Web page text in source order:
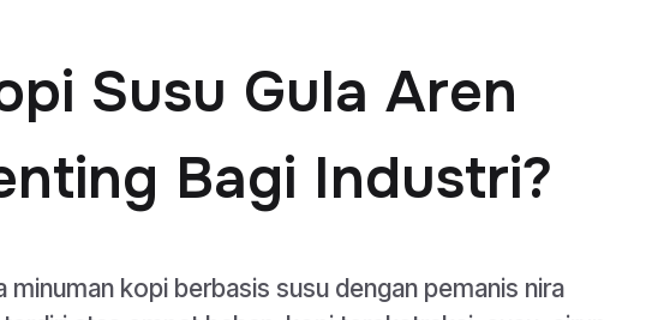
Susu Gula Aren
Bagi Industri?
kopi berbasis susu dengan pemanis nira